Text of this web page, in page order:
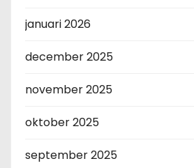
januari 2026
december 2025
november 2025
oktober 2025
september 2025